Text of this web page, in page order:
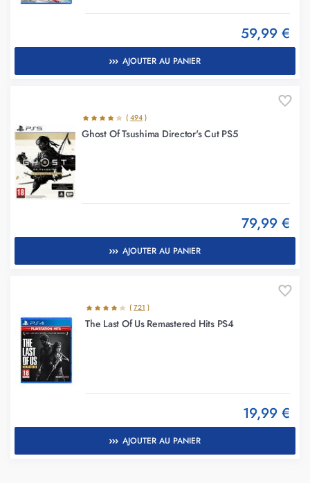
59,99 €
AJOUTER AU PANIER
( 494 )
Ghost Of Tsushima Director's Cut PS5
79,99 €
AJOUTER AU PANIER
( 721 )
The Last Of Us Remastered Hits PS4
19,99 €
AJOUTER AU PANIER